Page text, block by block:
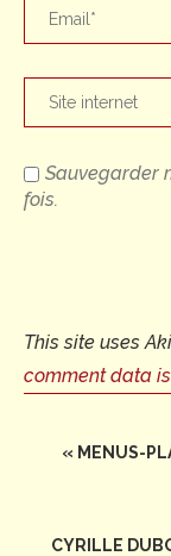
Sauvegarder
fois.
This site uses
comment data
« MENUS-
CYRILLE